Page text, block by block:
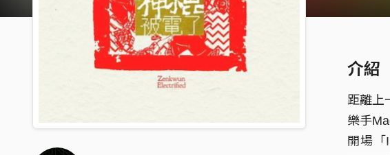
介紹
距離上
樂手
開場